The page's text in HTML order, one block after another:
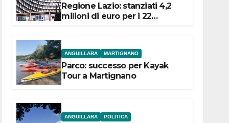
Regione Lazio: stanziati 4,2
milioni di euro per i 22
ANGUILLARA MARTIGNANO
Parco: successo per Kayak
Tour a Martignano
ANGUILLARA POLITICA